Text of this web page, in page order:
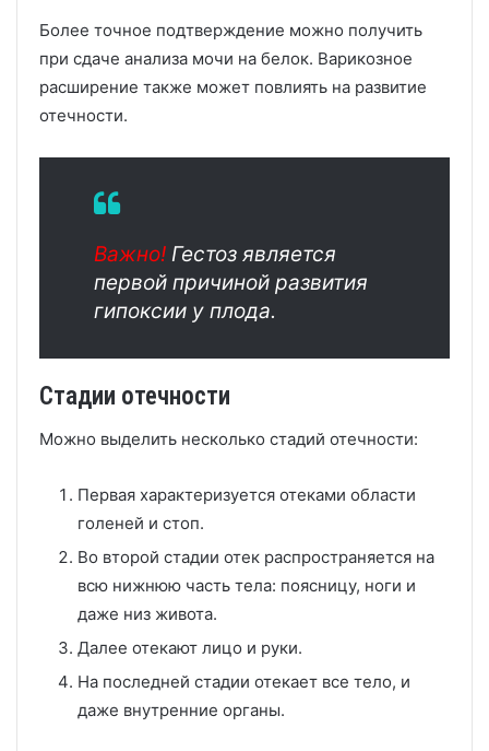
Более точное подтверждение можно получить
при сдаче анализа мочи на белок. Варикозное
расширение также может повлиять на развитие
отечности.
Важно! Гестоз является
первой причиной развития
гипоксии у плода.
Стадии отечности
Можно выделить несколько стадий отечности:
Первая характеризуется отеками области
голеней и стоп.
Во второй стадии отек распространяется на
всю нижнюю часть тела: поясницу, ноги и
даже низ живота.
Далее отекают лицо и руки.
На последней стадии отекает все тело, и
даже внутренние органы.